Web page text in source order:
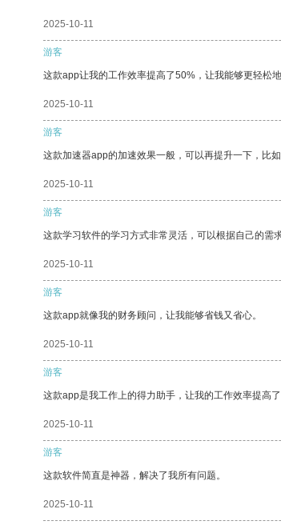
2025-10-11
游客
这款app让我的工作效率提高了50%，让我能够更轻松
2025-10-11
游客
这款加速器app的加速效果一般，可以再提升一下，比
2025-10-11
游客
这款学习软件的学习方式非常灵活，可以根据自己的需
2025-10-11
游客
这款app就像我的财务顾问，让我能够省钱又省心。
2025-10-11
游客
这款app是我工作上的得力助手，让我的工作效率提高
2025-10-11
游客
这款软件简直是神器，解决了我所有问题。
2025-10-11